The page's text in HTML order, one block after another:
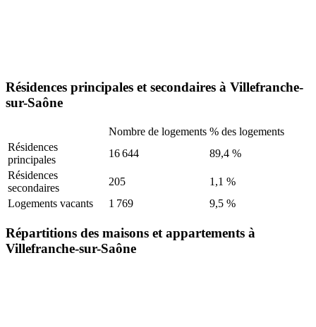
Résidences principales et secondaires à Villefranche-
sur-Saône
Nombre de logements % des logements
Résidences
principales
16 644
89,4 %
Résidences
secondaires
205
1,1 %
Logements vacants
1 769 9,5 %
Répartitions des maisons et appartements à
Villefranche-sur-Saône